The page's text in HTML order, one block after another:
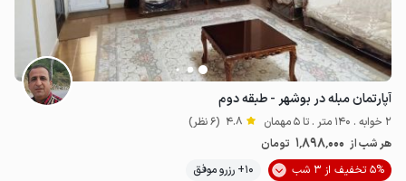
آپارتمان مبله در بوشهر - طبقه دوم
2 خوابه . 140 متر . تا 5 مهمان 4.8 (6 نظر)
هر شب از 1٬898٬000 تومان
5% تخفیف از 3 شب
10+ رزرو موفق